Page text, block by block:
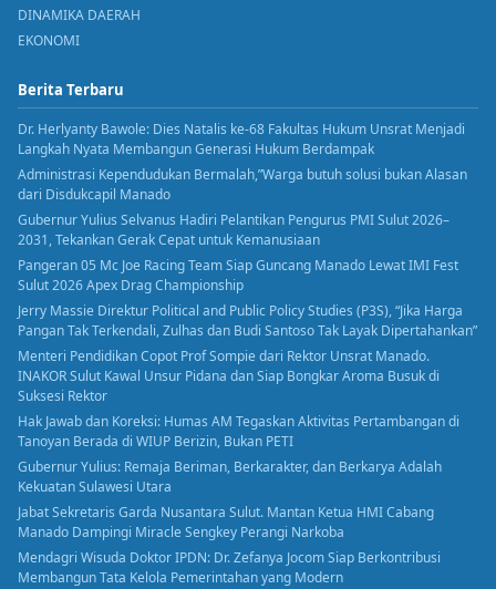
DINAMIKA DAERAH
EKONOMI
Berita Terbaru
Dr. Herlyanty Bawole: Dies Natalis ke-68 Fakultas Hukum Unsrat Menjadi
Langkah Nyata Membangun Generasi Hukum Berdampak
Administrasi Kependudukan Bermalah,”Warga butuh solusi bukan Alasan
dari Disdukcapil Manado
Gubernur Yulius Selvanus Hadiri Pelantikan Pengurus PMI Sulut 2026–
2031, Tekankan Gerak Cepat untuk Kemanusiaan
Pangeran 05 Mc Joe Racing Team Siap Guncang Manado Lewat IMI Fest
Sulut 2026 Apex Drag Championship
Jerry Massie Direktur Political and Public Policy Studies (P3S), “Jika Harga
Pangan Tak Terkendali, Zulhas dan Budi Santoso Tak Layak Dipertahankan”
Menteri Pendidikan Copot Prof Sompie dari Rektor Unsrat Manado.
INAKOR Sulut Kawal Unsur Pidana dan Siap Bongkar Aroma Busuk di
Suksesi Rektor
Hak Jawab dan Koreksi: Humas AM Tegaskan Aktivitas Pertambangan di
Tanoyan Berada di WIUP Berizin, Bukan PETI
Gubernur Yulius: Remaja Beriman, Berkarakter, dan Berkarya Adalah
Kekuatan Sulawesi Utara
Jabat Sekretaris Garda Nusantara Sulut. Mantan Ketua HMI Cabang
Manado Dampingi Miracle Sengkey Perangi Narkoba
Mendagri Wisuda Doktor IPDN: Dr. Zefanya Jocom Siap Berkontribusi
Membangun Tata Kelola Pemerintahan yang Modern